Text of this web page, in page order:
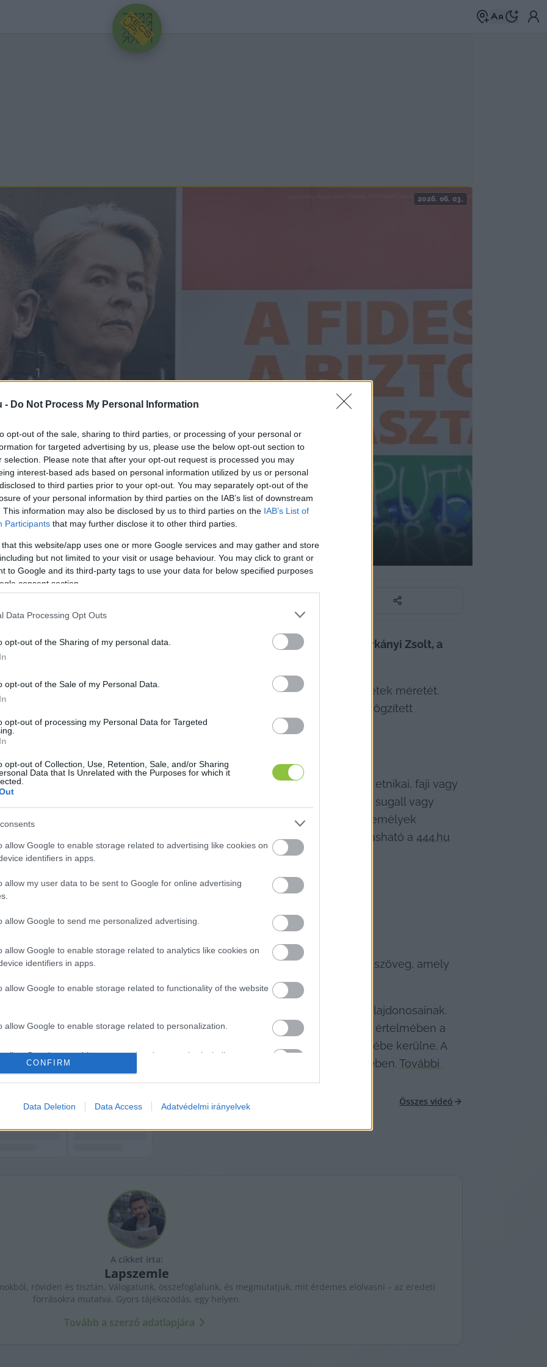
- Do Not Process My Personal Information
opt-out of the sale, sharing to third parties, or processing of your personal or
for targeted advertising by us, please use the below opt-out section to
selection. Please note that after your opt-out request is processed you may
interest-based ads based on personal information utilized by us or personal
to third parties prior to your opt-out. You may separately opt-out of the
of your personal information by third parties on the IAB’s list of downstream
This information may also be disclosed by us to third parties on the IAB’s List of
Participants that may further disclose it to other third parties.
that this website/app uses one or more Google services and may gather and store
but not limited to your visit or usage behaviour. You may click to grant or
to Google and its third-party tags to use your data for below specified purposes
consent section.
Data Processing Opt Outs
opt-out of the Sharing of my personal data.
opt-out of the Sale of my Personal Data.
opt-out of processing my Personal Data for Targeted
opt-out of Collection, Use, Retention, Sale, and/or Sharing
Data that Is Unrelated with the Purposes for which it
allow Google to enable storage related to advertising like cookies on
identifiers in apps.
allow my user data to be sent to Google for online advertising
allow Google to send me personalized advertising.
allow Google to enable storage related to analytics like cookies on
identifiers in apps.
allow Google to enable storage related to functionality of the website
allow Google to enable storage related to personalization.
allow Google to enable storage related to security, including
functionality and fraud prevention, and other user protection.
CONFIRM
Data Deletion Data Access Adatvédelmi irányelvek
HIRDETÉS
2026. 06. 03.
az utcákról
törvényjavaslatot nyújtott be Bódis Kriszta, Csontos Bence és Tárkányi Zsolt, a
a 444.hu. Lapszemle.
gigaplakátoknak és 15 négyzetméterre maximalizálná a reklámfelületek méretét.
úgynevezett „utcabútorokra“ oszlopokra, tetőszerkezetekre és rögzített
amelyek sértik az emberi méltóságot, illetve valamely nemzeti, etnikai, faji vagy
meg továbbá olyan tartalom sem, amely kollektív bűnösséget sugall vagy
kiterjedne azokra a képi és audiovizuális tartalmakra is, amelyek személyek
ábrázolják, és alkalmasak az említett hatások kiváltására – olvasható a 444.hu
módosulna. Politikai hirdetésben nem jelenhetne meg olyan kép vagy szöveg, amely
erkölcsi vagy érzelmi fejlődésére.
szeptember 30-ig el kellene távolítaniuk a reklámeszközök tulajdonosainak.
kötelezheti őket a reklámhordozók eltávolítására. A javaslat értelmében a
és szükség esetén elbontatása az önkormányzatok hatáskörébe kerülne. A
bírságot is ki lehet majd szabni - olvasható a 444.hu cikkében. További
Összes videó
A cikket írta:
Lapszemle
röviden és tisztán. Válogatunk, összefoglalunk, és megmutatjuk, mit érdemes elolvasni – az eredeti
forrásokra mutatva. Gyors tájékozódás, egy helyen.
Tovább a szerző adatlapjára